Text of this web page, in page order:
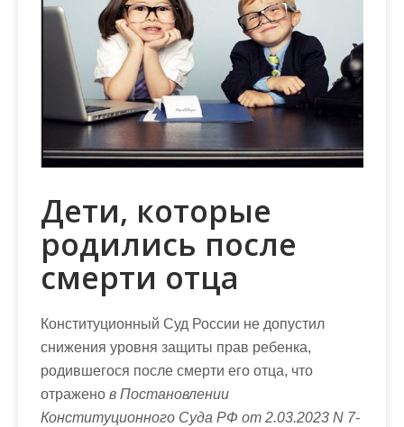
Дети, которые
родились после
смерти отца
Конституционный Суд России не допустил
снижения уровня защиты прав ребенка,
родившегося после смерти его отца, что
отражено в Постановлении
Конституционного Суда РФ от 2.03.2023 N 7-